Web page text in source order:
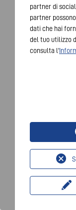
partner di
partner
dati che hai
del tuo utilizzo
consulta l'